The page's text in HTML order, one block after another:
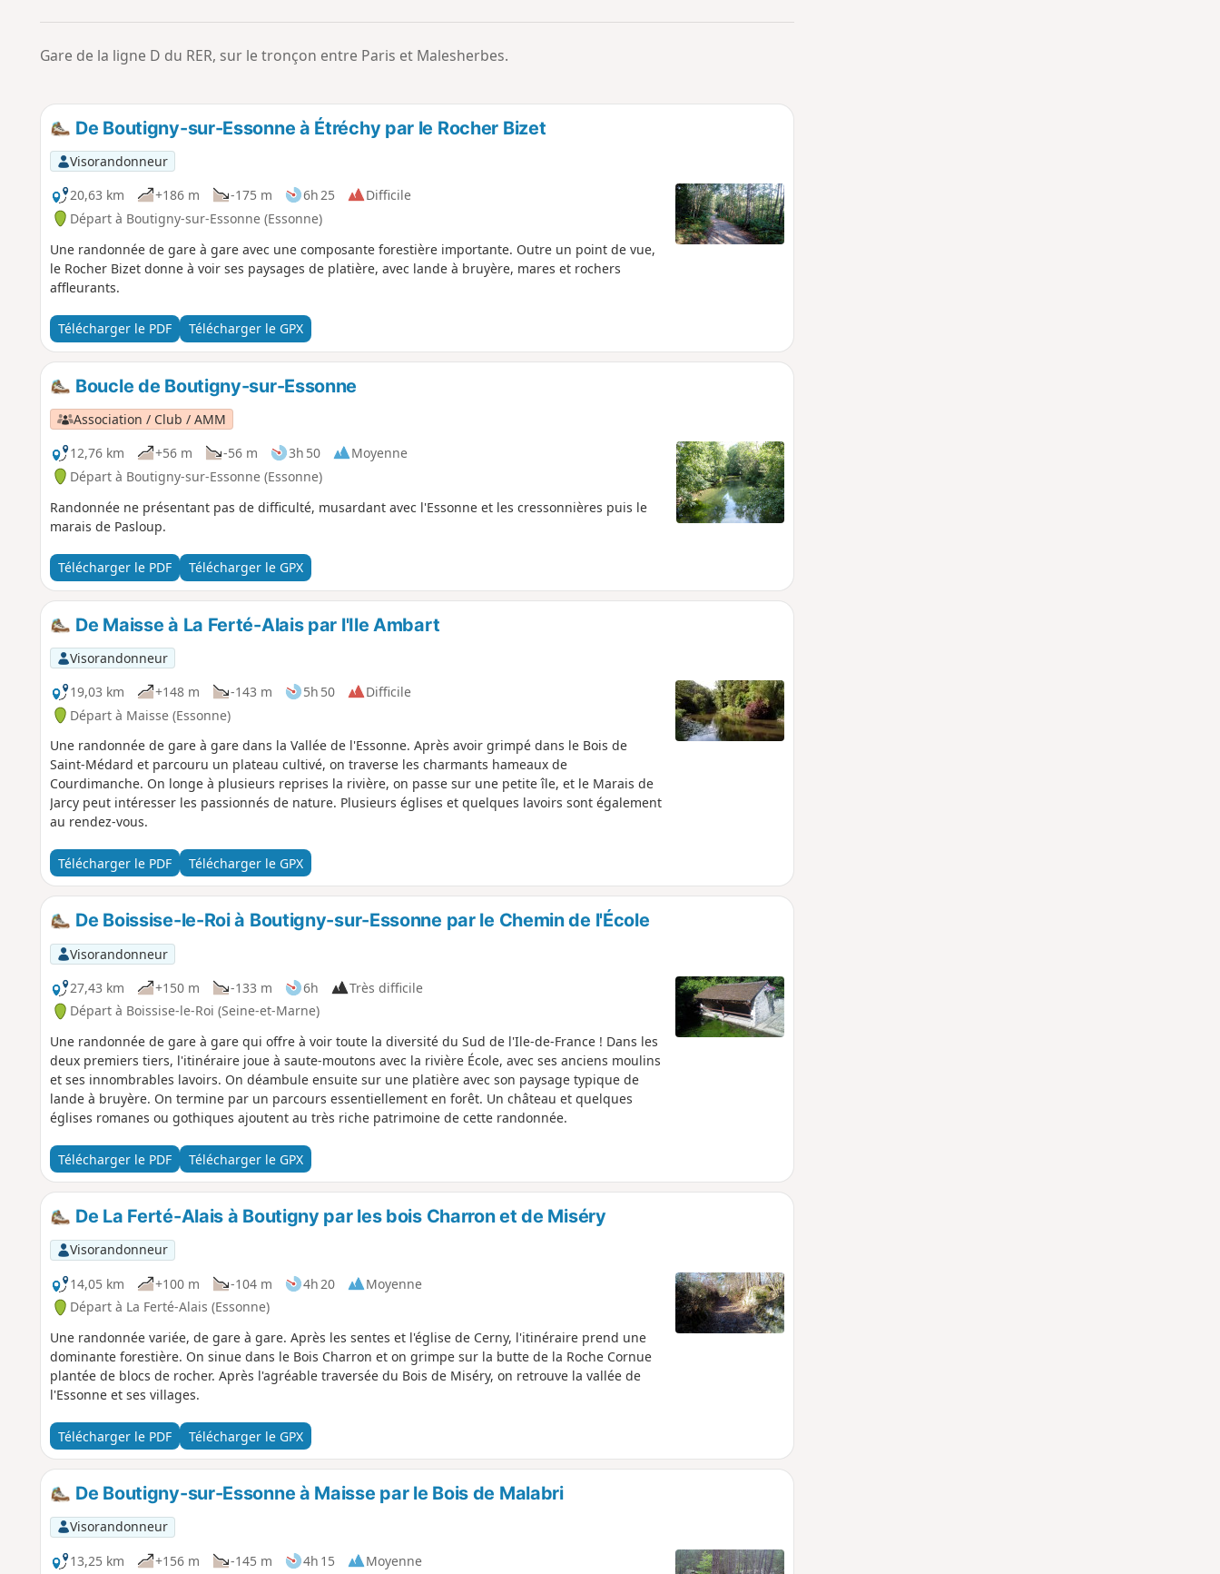
a
o
Gare de la ligne D du RER, sur le tronçon entre Paris et Malesherbes.
De Boutigny-sur-Essonne à Étréchy par le Rocher Bizet
Visorandonneur
20,63 km
+186 m -175 m 6h 25
Difficile
Départ à Boutigny-sur-Essonne (Essonne)
Une randonnée de gare à gare avec une composante forestière importante. Outre un point de vue,
le Rocher Bizet donne à voir ses paysages de platière, avec lande à bruyère, mares et rochers
affleurants.
Télécharger le PDF Télécharger le GPX
Boucle de Boutigny-sur-Essonne
Association / Club / AMM
12,76 km
+56 m -56 m 3h 50
Moyenne
Départ à Boutigny-sur-Essonne (Essonne)
Randonnée ne présentant pas de difficulté, musardant avec l'Essonne et les cressonnières puis le
marais de Pasloup.
Télécharger le PDF Télécharger le GPX
De Maisse à La Ferté-Alais par l'Ile Ambart
Visorandonneur
19,03 km
+148 m -143 m 5h 50
Difficile
Départ à Maisse (Essonne)
Une randonnée de gare à gare dans la Vallée de l'Essonne. Après avoir grimpé dans le Bois de
Saint-Médard et parcouru un plateau cultivé, on traverse les charmants hameaux de
Courdimanche. On longe à plusieurs reprises la rivière, on passe sur une petite île, et le Marais de
Jarcy peut intéresser les passionnés de nature. Plusieurs églises et quelques lavoirs sont également
au rendez-vous.
Télécharger le PDF Télécharger le GPX
De Boissise-le-Roi à Boutigny-sur-Essonne par le Chemin de l'École
Visorandonneur
27,43 km
+150 m -133 m 6h
Très difficile
Départ à Boissise-le-Roi (Seine-et-Marne)
Une randonnée de gare à gare qui offre à voir toute la diversité du Sud de l'Ile-de-France ! Dans les
deux premiers tiers, l'itinéraire joue à saute-moutons avec la rivière École, avec ses anciens moulins
et ses innombrables lavoirs. On déambule ensuite sur une platière avec son paysage typique de
lande à bruyère. On termine par un parcours essentiellement en forêt. Un château et quelques
églises romanes ou gothiques ajoutent au très riche patrimoine de cette randonnée.
Télécharger le PDF Télécharger le GPX
De La Ferté-Alais à Boutigny par les bois Charron et de Miséry
Visorandonneur
14,05 km
+100 m -104 m 4h 20
Moyenne
Départ à La Ferté-Alais (Essonne)
Une randonnée variée, de gare à gare. Après les sentes et l'église de Cerny, l'itinéraire prend une
dominante forestière. On sinue dans le Bois Charron et on grimpe sur la butte de la Roche Cornue
plantée de blocs de rocher. Après l'agréable traversée du Bois de Miséry, on retrouve la vallée de
l'Essonne et ses villages.
Télécharger le PDF Télécharger le GPX
De Boutigny-sur-Essonne à Maisse par le Bois de Malabri
Visorandonneur
13,25 km
+156 m -145 m 4h 15
Moyenne